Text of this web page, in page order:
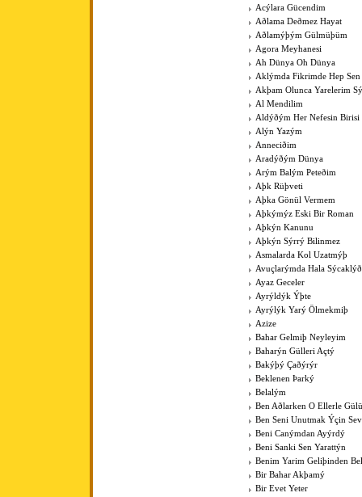
Acýlara Gücendim
Aðlama Deðmez Hayat
Aðlamýþým Gülmüþüm
Agora Meyhanesi
Ah Dünya Oh Dünya
Aklýmda Fikrimde Hep Sen
Akþam Olunca Yarelerim
Al Mendilim
Aldýðým Her Nefesin Birisi
Alýn Yazým
Anneciðim
Aradýðým Dünya
Arým Balým Peteðim
Aþk Rüþveti
Aþka Gönül Vermem
Aþkýmýz Eski Bir Roman
Aþkýn Kanunu
Aþkýn Sýrrý Bilinmez
Asmalarda Kol Uzatmýþ
Avuçlarýmda Hala
Ayaz Geceler
Ayrýldýk Ýþte
Ayrýlýk Yarý Ölmekmiþ
Azize
Bahar Gelmiþ Neyleyim
Baharýn Gülleri Açtý
Bakýþý Çaðýrýr
Beklenen Þarký
Belalým
Ben Aðlarken O Ellerle
Ben Seni Unutmak Ýçin
Beni Canýmdan Ayýrdý
Beni Sanki Sen Yarattýn
Benim Yarim Geliþinden
Bir Bahar Akþamý
Bir Evet Yeter